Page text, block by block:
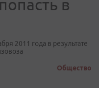
в
2011 года в результате
Общество